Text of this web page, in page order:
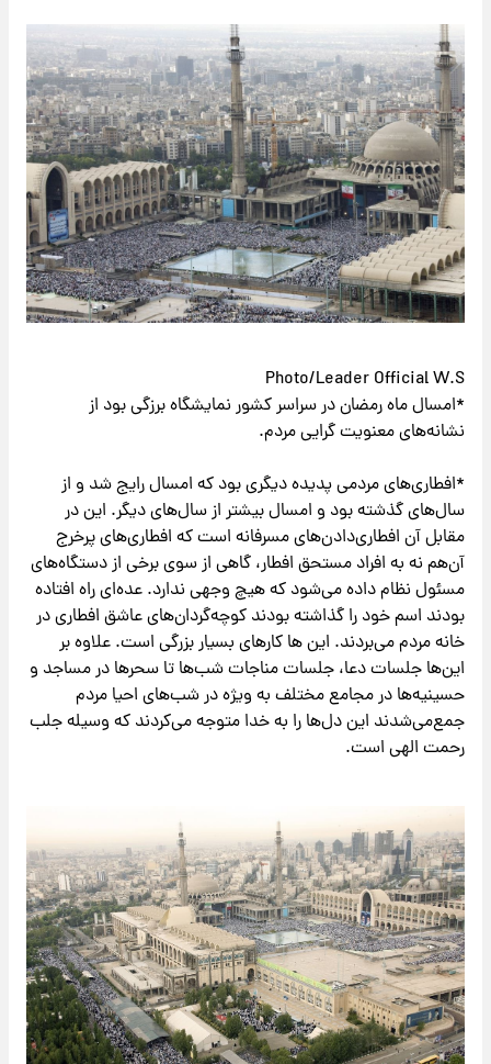
Photo/Leader Official W.S
*امسال ماه رمضان در سراسر کشور نمایشگاه برزگی بود از
نشانه‌های معنویت گرایی مردم.
*افطاری‌های مردمی پدیده دیگری بود که امسال رایج شد و از
سال‌های گذشته بود و امسال بیشتر از سال‌های دیگر. این در
مقابل آن افطاری‌دادن‌های مسرفانه است که افطاری‌های پرخرج
آن‌هم نه به افراد مستحق افطار، گاهی از سوی برخی از دستگاه‌های
مسئول نظام داده می‌شود که هیچ وجهی ندارد. عده‌ای راه افتاده
بودند اسم خود را گذاشته بودند کوچه‌گردان‌های عاشق افطاری در
خانه مردم می‌بردند. این ها کارهای بسیار بزرگی است. علاوه بر
این‌ها جلسات دعا، جلسات مناجات شب‌ها تا سحرها در مساجد و
حسینیه‌ها در مجامع مختلف به ویژه در شب‌های احیا مردم
جمع‌می‌شدند این دل‌ها را به خدا متوجه می‌کردند که وسیله جلب
رحمت الهی است.